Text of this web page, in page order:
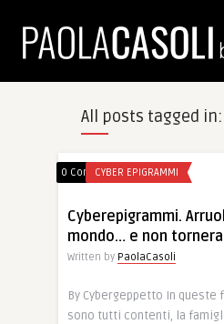
All posts tagged in:
0 CommentsCYBER EPIGRAMMI
Cyberepigrammi.
mondo… e non
Written by PaolaCasoli
By Cybergeppetto In
sono tutti contenti, la